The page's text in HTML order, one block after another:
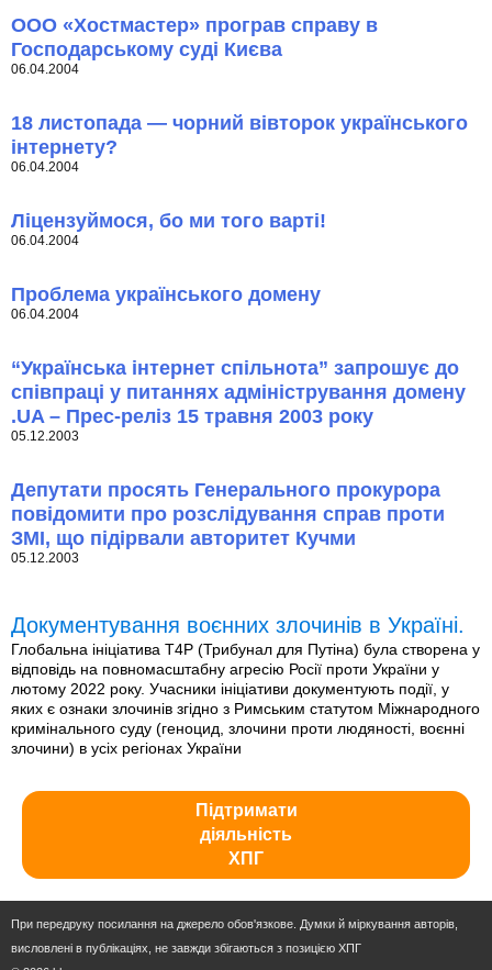
ООО «Хостмастер» програв справу в
Господарському суді Києва
06.04.2004
18 листопада — чорний вівторок українського
інтернету?
06.04.2004
Ліцензуймося, бо ми того варті!
06.04.2004
Проблема українського домену
06.04.2004
“Українська інтернет спільнота” запрошує до
співпраці у питаннях адміністрування домену
.UA – Прес-реліз 15 травня 2003 року
05.12.2003
Депутати просять Генерального прокурора
повідомити про розслідування справ проти
ЗМІ, що підірвали авторитет Кучми
05.12.2003
Документування воєнних злочинів в Україні.
Глобальна ініціатива T4P (Трибунал для Путіна) була створена у
відповідь на повномасштабну агресію Росії проти України у
лютому 2022 року. Учасники ініціативи документують події, у
яких є ознаки злочинів згідно з Римським статутом Міжнародного
кримінального суду (геноцид, злочини проти людяності, воєнні
злочини) в усіх регіонах України
Підтримати
діяльність
ХПГ
При передруку посилання на джерело обов'язкове. Думки й міркування авторів,
висловлені в публікаціях, не завжди збігаються з позицією ХПГ